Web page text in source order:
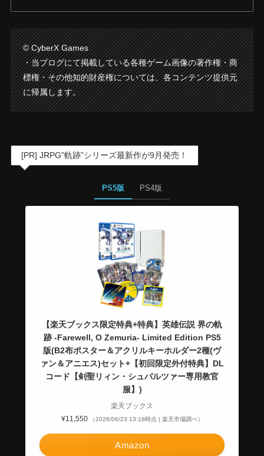
© CyberX Games
・当ブログにて掲載している各種ゲーム画像の著作権・商
標権・その他知的財産権については、各コンテンツ提供元
に帰属します。
[PR] JRPG”軌跡”シリーズ最新作が9月発売！
PS5版 PS4版
【楽天ブックス限定特典+特典】英雄伝説 界の軌
跡 -Farewell, O Zemuria- Limited Edition PS5
版(B2布ポスター＆アクリルキーホルダー2種(ヴ
ァン＆アニエス)セット+【初回限定外付特典】DL
コード【剣聖リィン・シュバルツァー専用教官
服】)
楽天ブックス
¥11,550
（2026/06/23 13:18時点 | 楽天市場調べ）
Amazon